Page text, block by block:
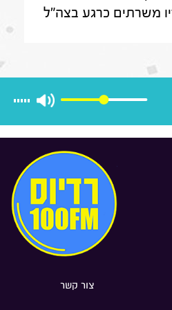
משרתים כרגע בצה"ל
בממשלה הבאה
צור קשר